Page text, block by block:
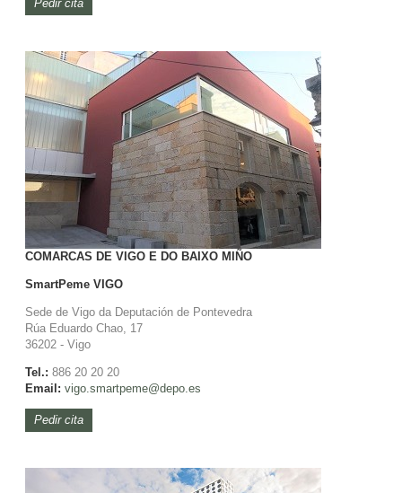
Pedir cita
COMARCAS DE VIGO E DO BAIXO MIÑO
SmartPemeVIGO
Sede de Vigo da Deputación de Pontevedra
Rúa Eduardo Chao, 17
36202 - Vigo
Tel.: 886 20 20 20
Email: vigo.smartpeme@depo.es
Pedir cita